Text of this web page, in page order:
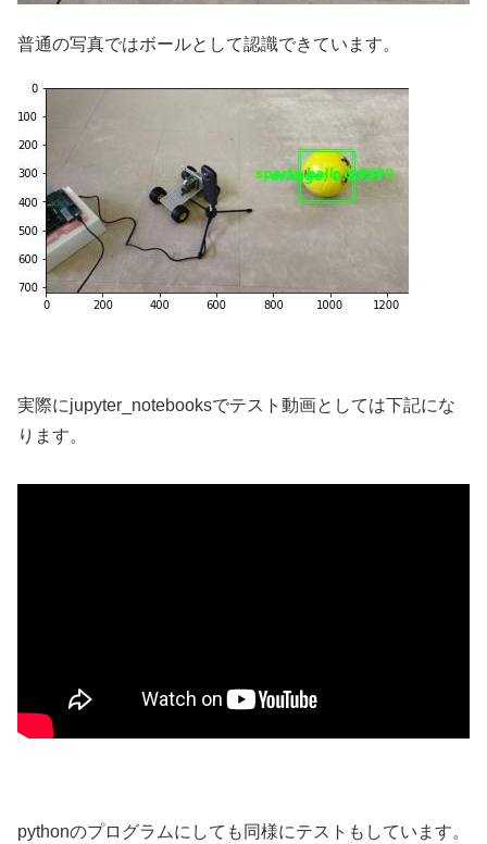
普通の写真ではボールとして認識できています。
実際にjupyter_notebooksでテスト動画としては下記にな
ります。
pythonのプログラムにしても同様にテストもしています。